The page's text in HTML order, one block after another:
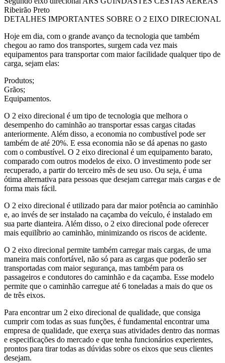
Ribeirão Preto
DETALHES IMPORTANTES SOBRE O 2 EIXO DIRECIONAL
Hoje em dia, com o grande avanço da tecnologia que também
chegou ao ramo dos transportes, surgem cada vez mais
equipamentos para transportar com maior facilidade qualquer tipo de
carga, sejam elas:
Produtos;
Grãos;
Equipamentos.
O 2 eixo direcional é um tipo de tecnologia que melhora o
desempenho do caminhão ao transportar essas cargas citadas
anteriormente. Além disso, a economia no combustível pode ser
também de até 20%. E essa economia não se dá apenas no gasto
com o combustível. O 2 eixo direcional é um equipamento barato,
comparado com outros modelos de eixo. O investimento pode ser
recuperado, a partir do terceiro mês de seu uso. Ou seja, é uma
ótima alternativa para pessoas que desejam carregar mais cargas e de
forma mais fácil.
O 2 eixo direcional é utilizado para dar maior potência ao caminhão
e, ao invés de ser instalado na caçamba do veículo, é instalado em
sua parte dianteira. Além disso, o 2 eixo direcional pode oferecer
mais equilíbrio ao caminhão, minimizando os riscos de acidente.
O 2 eixo direcional permite também carregar mais cargas, de uma
maneira mais confortável, não só para as cargas que poderão ser
transportadas com maior segurança, mas também para os
passageiros e condutores do caminhão e da caçamba. Esse modelo
permite que o caminhão carregue até 6 toneladas a mais do que os
de três eixos.
Para encontrar um 2 eixo direcional de qualidade, que consiga
cumprir com todas as suas funções, é fundamental encontrar uma
empresa de qualidade, que exerça suas atividades dentro das normas
e especificações do mercado e que tenha funcionários experientes,
prontos para tirar todas as dúvidas sobre os eixos que seus clientes
desejam.